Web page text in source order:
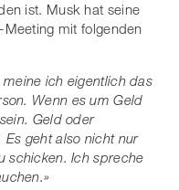
ist. Musk hat seine
mit folgenden
ich eigentlich das
Wenn es um Geld
Geld oder
geht also nicht nur
schicken. Ich spreche